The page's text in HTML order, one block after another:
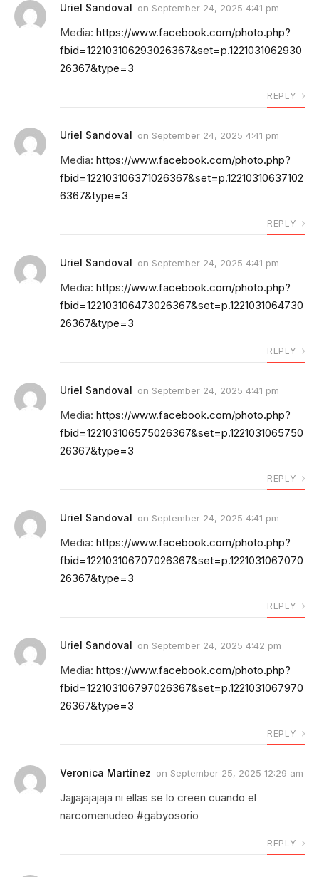
Uriel Sandoval on September 24, 2025 4:41 pm
Media: https://www.facebook.com/photo.php?
fbid=122103106293026367&set=p.1221031062930
26367&type=3
REPLY
Uriel Sandoval on September 24, 2025 4:41 pm
Media: https://www.facebook.com/photo.php?
fbid=122103106371026367&set=p.12210310637102
6367&type=3
REPLY
Uriel Sandoval on September 24, 2025 4:41 pm
Media: https://www.facebook.com/photo.php?
fbid=122103106473026367&set=p.1221031064730
26367&type=3
REPLY
Uriel Sandoval on September 24, 2025 4:41 pm
Media: https://www.facebook.com/photo.php?
fbid=122103106575026367&set=p.1221031065750
26367&type=3
REPLY
Uriel Sandoval on September 24, 2025 4:41 pm
Media: https://www.facebook.com/photo.php?
fbid=122103106707026367&set=p.1221031067070
26367&type=3
REPLY
Uriel Sandoval on September 24, 2025 4:42 pm
Media: https://www.facebook.com/photo.php?
fbid=122103106797026367&set=p.1221031067970
26367&type=3
REPLY
Veronica Martínez on September 25, 2025 12:29 am
Jajjajajajaja ni ellas se lo creen cuando el
narcomenudeo #gabyosorio
REPLY